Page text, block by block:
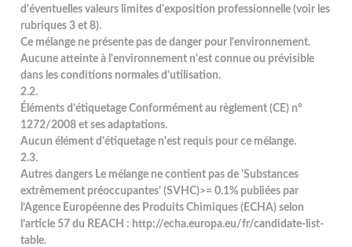
d'éventuelles valeurs limites d'exposition professionnelle (voir les
rubriques 3 et 8).
Ce mélange ne présente pas de danger pour l'environnement.
Aucune atteinte à l'environnement n'est connue ou prévisible
dans les conditions normales d'utilisation.
2.2.
Éléments d’étiquetage Conformément au règlement (CE) n°
1272/2008 et ses adaptations.
Aucun élément d'étiquetage n'est requis pour ce mélange.
2.3.
Autres dangers Le mélange ne contient pas de 'Substances
extrêmement préoccupantes' (SVHC)>= 0.1% publiées par
l’Agence Européenne des Produits Chimiques (ECHA) selon
l’article 57 du REACH : http://echa.europa.eu/fr/candidate-list-
table.